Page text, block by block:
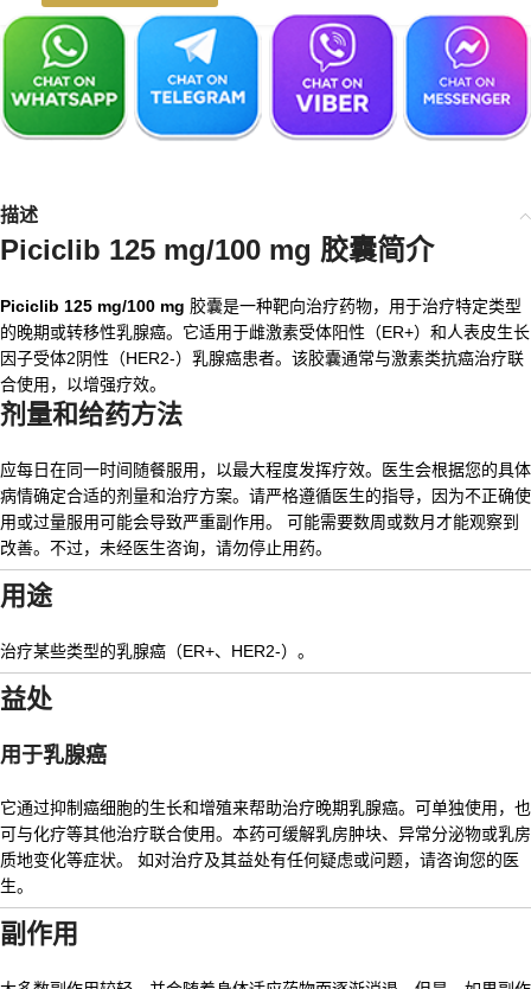
描述
Piciclib 125 mg/100 mg 胶囊简介
Piciclib 125 mg/100 mg 胶囊是一种靶向治疗药物，用于治疗特定类型
的晚期或转移性乳腺癌。它适用于雌激素受体阳性（ER+）和人表皮生长
因子受体2阴性（HER2-）乳腺癌患者。该胶囊通常与激素类抗癌治疗联
合使用，以增强疗效。
剂量和给药方法
应每日在同一时间随餐服用，以最大程度发挥疗效。医生会根据您的具体
病情确定合适的剂量和治疗方案。请严格遵循医生的指导，因为不正确使
用或过量服用可能会导致严重副作用。 可能需要数周或数月才能观察到
改善。不过，未经医生咨询，请勿停止用药。
用途
治疗某些类型的乳腺癌（ER+、HER2-）。
益处
用于乳腺癌
它通过抑制癌细胞的生长和增殖来帮助治疗晚期乳腺癌。可单独使用，也
可与化疗等其他治疗联合使用。本药可缓解乳房肿块、异常分泌物或乳房
质地变化等症状。 如对治疗及其益处有任何疑虑或问题，请咨询您的医
生。
副作用